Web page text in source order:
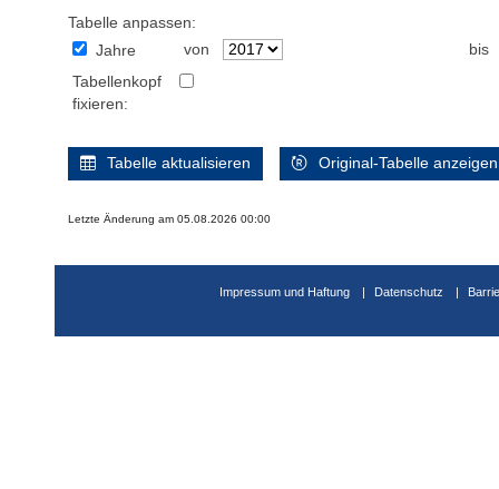
Tabelle anpassen:
Jahre
von
bis
Tabellenkopf
fixieren:
Tabelle aktualisieren Original-Tabelle anzeigen
Letzte Änderung am 05.08.2026 00:00
Impressum und Haftung Datenschutz